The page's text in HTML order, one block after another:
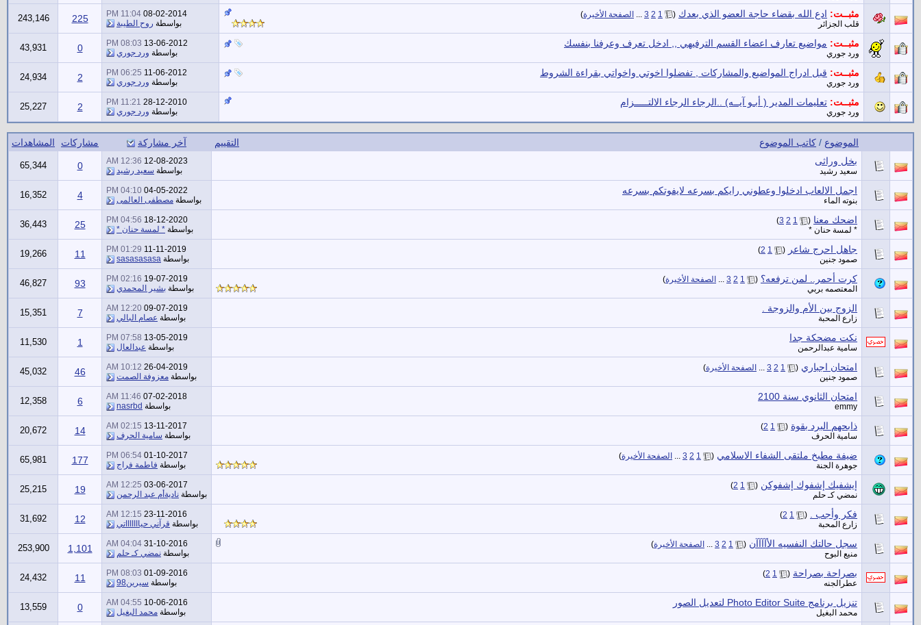
مثبــت: ادع الله بقضاء حاجة العضو الذي بعدك (
1
2
3 الصفحة الأخيرة)
قلب الجزائر
08-02-2014
11:04 PM
بواسطة روح الطيبة 225
243,146
مثبــت: مواضيع تعارف اعضاء القسم الترفيهي ,, ادخل تعرف وعرفنا بنفسك
ورد جوري
13-06-2012
08:03 PM
بواسطة ورد جوري 0
43,931
مثبــت: قبل ادراج المواضيع والمشاركات , تفضلوا اخوتي واخواتي بقراءة الشروط
ورد جوري
11-06-2012
06:25 PM
بواسطة ورد جوري 2
24,934
مثبــت: تعليمات المدير ( أبـو آيــه) ..الرجاء الرجاء الالتـــــزام
ورد جوري
28-12-2010
11:21 PM
بواسطة ورد جوري 2
25,227
التقييم الموضوع / كاتب الموضوع آخر مشاركة مشاركات
المشاهدات
بخل وراثى
سعيد رشيد
12-08-2023
12:36 AM
بواسطة سعيد رشيد 0
65,344
اجمل الالعاب ادخلوا وعطوني رايكم بسرعه لايفوتكم بسرعه
بنوته الماء
04-05-2022
04:10 PM
بواسطة مصطفى العالمى 4
16,352
اضحك معنا (
1
2
3
)
* لمسة حنان *
18-12-2020
04:56 PM
بواسطة * لمسة حنان * 25
36,443
جاهل احرج شاعر (
1
2
)
صمود جنين
11-11-2019
01:29 PM
بواسطة sasasasasa
11
19,266
كرت أحمر.. لمن ترفعه؟ (
1
2
3
... الصفحة الأخيرة)
المعتصمه بربي
19-07-2019
02:16 PM
بواسطة بشير المحمدي 93
46,827
الزوج بين الأم والزوجة .
زارع المحبة
09-07-2019
12:20 AM
بواسطة عصام البالي 7
15,351
نكت مضحكة جدا
سامية عبدالرحمن
13-05-2019
07:58 PM
بواسطة عبدالعال 1
11,530
امتحان اجباري (
1
2
3
... الصفحة الأخيرة)
صمود جنين
26-04-2019
10:12 AM
بواسطة معزوفة الصمت 46
45,032
امتحان الثانوي سنة 2100
emmy
07-02-2018
11:46 AM
بواسطة nasrbd
6
12,358
ذابحهم البرد بقوة (
1
2
)
سامية الحرف
13-11-2017
02:15 AM
بواسطة سامية الحرف 14
20,672
ضيفة مطبخ ملتقى الشفاء الاسلامي (
1
2
3
... الصفحة الأخيرة)
جوهرة الجنة
01-10-2017
06:54 PM
بواسطة فاطمة فراج 177
65,981
‏إيشفيك‬ إشفوك إشفوكن (
1
2
)
نمضي كـ حلم
03-06-2017
12:25 AM
بواسطة ناديةأم عبد الرحمن 19
25,215
فكر وأجب . (
1
2
)
زارع المحبة
23-11-2016
12:15 AM
بواسطة قرآني حياااااااتي 12
31,692
سجل حالتك النفسيه الأآآآآن (
1
2
3
... الصفحة الأخيرة)
منيع البوح
31-10-2016
04:04 AM
بواسطة نمضي كـ حلم 1,101
253,900
بصراحة بصراحة (
1
2
)
عطرالجنه
01-09-2016
08:03 PM
بواسطة سيرين98 11
24,432
تنزيل برنامج Photo Editor Suite لتعديل الصور
محمد البغيل
10-06-2016
04:55 AM
بواسطة محمد البغيل 0
13,559